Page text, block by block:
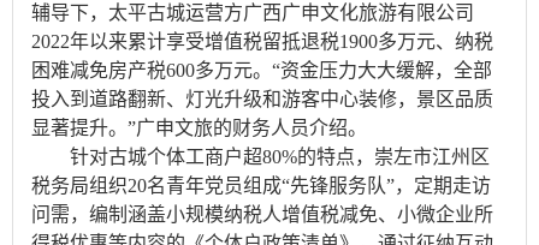
辅导下，太平古城运营方广西广申文化旅游有限公司
2022年以来累计享受增值税留抵退税1900多万元、纳税
困难减免房产税600多万元。“资金压力大大缓解，全部
投入到道路翻新、灯光升级和游客中心装修，景区品质
显著提升。”广申文旅的财务人员介绍。
针对古城个体工商户超80%的特点，崇左市江州区
税务局组织20名青年党员组成“先锋服务队”，定期走访
问需，编制涵盖小规模纳税人增值税减免、小微企业所